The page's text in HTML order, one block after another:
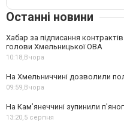
Останні новини
Хабар за підписання
голови Хмельницької ОВА
10:18, Вчора
На Хмельниччині дозволили
09:59, Вчора
На Камʼянеччині зупинили
13:20,5 серпня